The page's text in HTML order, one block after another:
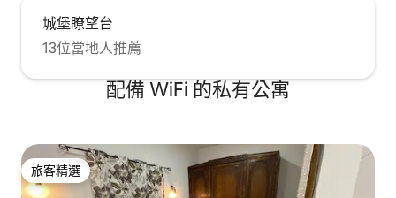
城堡瞭望台
13位當地人推薦
配備 WiFi 的私有公寓
旅客精選
旅客精選